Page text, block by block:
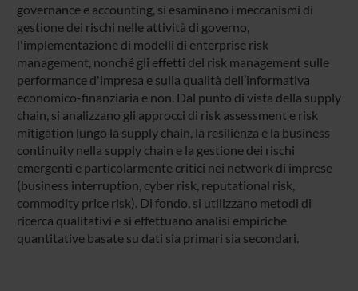
governance e accounting, si esaminano i meccanismi di
gestione dei rischi nelle attività di governo,
l'implementazione di modelli di enterprise risk
management, nonché gli effetti del risk management sulle
performance d'impresa e sulla qualità dell’informativa
economico-finanziaria e non. Dal punto di vista della supply
chain, si analizzano gli approcci di risk assessment e risk
mitigation lungo la supply chain, la resilienza e la business
continuity nella supply chain e la gestione dei rischi
emergenti e particolarmente critici nei network di imprese
(business interruption, cyber risk, reputational risk,
commodity price risk). Di fondo, si utilizzano metodi di
ricerca qualitativi e si effettuano analisi empiriche
quantitative basate su dati sia primari sia secondari.